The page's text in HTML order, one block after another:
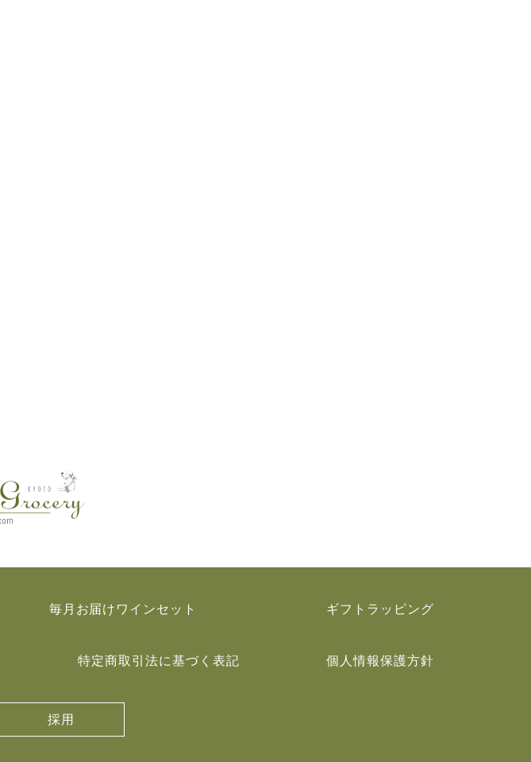
毎月お届けワインセット ギフトラッピング
特定商取引法に基づく表記 個人情報保護方針
採用